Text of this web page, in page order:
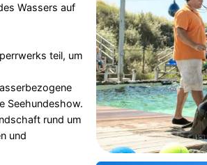
Wassers auf
teil, um
Seehundeshow.
rund um
und